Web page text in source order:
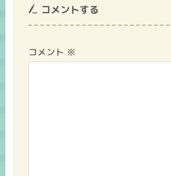
コメントする
コメント ※